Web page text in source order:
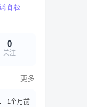
0
关注
更多
”是啥 1个月前